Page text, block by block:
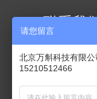
联系我
公司地址：北
请您留言
北京万斛科技有限公
15210512466